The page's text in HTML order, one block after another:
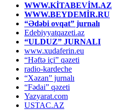
WWW.KİTABEVİM.AZ
WWW.BEYDEMİR.RU
“Ədəbi ovqat” jurnalı
Edebiyyatqazeti.az
“ULDUZ” JURNALI
www.xudaferin.eu
“Həftə içi” qəzeti
radio-kardeche
“Xəzan” jurnalı
“Fədai” qəzeti
Yazyarat.com
USTAC.AZ